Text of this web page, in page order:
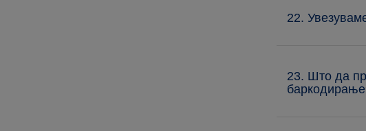
22.
23. Што да